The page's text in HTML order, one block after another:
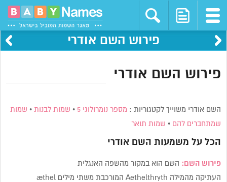
פירוש השם אודרי
פירוש השם אודרי
השם אודרי משוייך לקטגוריות : מספר נומרולוגי 5 • שמות לבנות • שמות
שמתחברים להם • שמות תואר
הכל על משמעות השם אודרי
פירוש השם: השם הוא במקור מהשפה האנגלית
העתיקה מהמילה Aethelthryth המורכבת משתי מילים æthel